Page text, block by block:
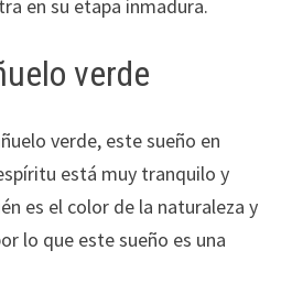
en su etapa inmadura.
verde
verde, este sueño en
está muy tranquilo y
es el color de la naturaleza y
lo que este sueño es una